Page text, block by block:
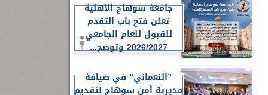
جامعة سوهاج الأهلية
تعلن فتح باب التقدم
للقبول للعام الجامعي
2026/2027 وتوضح...
”النعماني” في ضيافة
مديرية أمن سوهاج لتقديم